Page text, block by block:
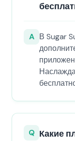
A В Sugar
Q Какие